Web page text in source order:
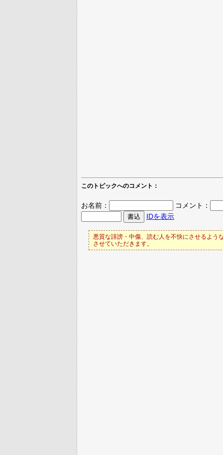
このトピックへのコメント：
お名前：
コメント：
IDを表示
悪質な誹謗・中傷、読む人を不快にさせるよう
させていただきます。